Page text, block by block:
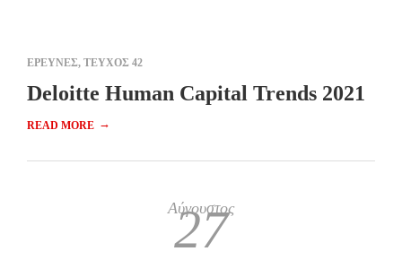
ΕΡΕΥΝΕΣ, ΤΕΥΧΟΣ 42
Deloitte Human Capital Trends 2021
READ MORE →
Αύγουστος
27